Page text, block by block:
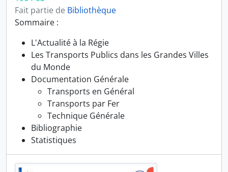
Fait partie de Bibliothèque
Sommaire :
L'Actualité à la Régie
Les Transports Publics dans les Grandes Villes
du Monde
Documentation Générale
Transports en Général
Transports par Fer
Technique Générale
Bibliographie
Statistiques